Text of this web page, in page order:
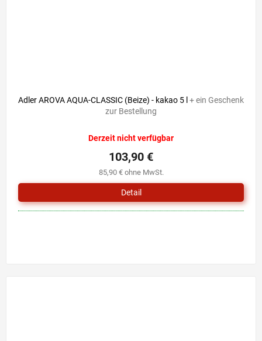
Adler AROVA AQUA-CLASSIC (Beize) - kakao 5 l + ein Geschenk
zur Bestellung
Derzeit nicht verfügbar
85,90 € ohne MwSt.
103,90 €
Detail